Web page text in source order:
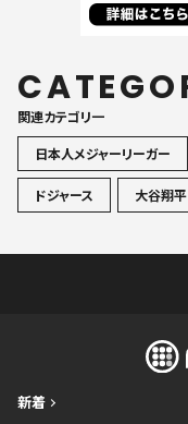
関連カテゴリ一
日本人メジャーリーガー
ドジャース 大谷翔平
新着